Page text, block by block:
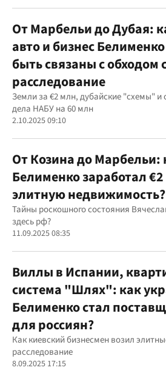
От Марбельи до Дубая:
авто и бизнес
быть связаны с обходом
расследование
Земли за €2 млн, дубайские "схемы" и
дела НАБУ на 60 млн
2.10.2025 09:10
От Козина до Марбельи:
Белименко заработал
элитную
Тайны роскошного состояния
здесь рф?
11.09.2025 08:35
Виллы в Испании,
система "Шлях": как
Белименко стал
для россиян?
Как киевский бизнесмен возил
расследование
8.09.2025 17:15